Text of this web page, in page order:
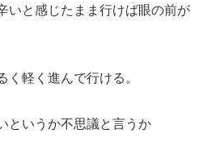
いと感じたまま行けば眼の前が
く軽く進んで行ける。
というか不思議と言うか